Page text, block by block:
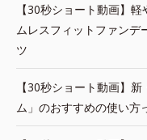
【30秒ショート動画】
ムレスフィットファンデ
ツ
【30秒ショート動画】
ム」のおすすめの使い方